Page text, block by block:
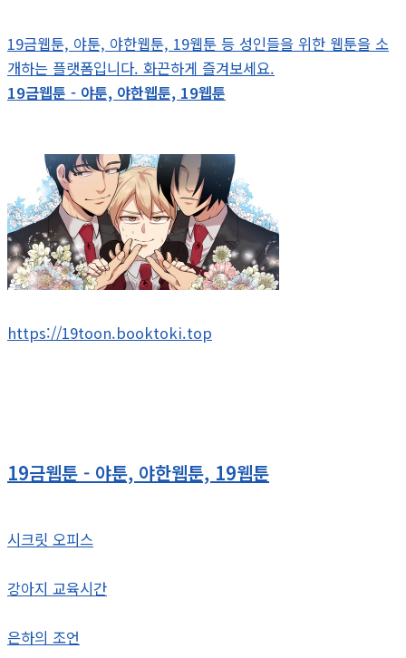
19금웹툰, 야툰, 야한웹툰, 19웹툰 등 성인들을 위한 웹툰을 소
개하는 플랫폼입니다. 화끈하게 즐겨보세요.
19금웹툰 - 야툰, 야한웹툰, 19웹툰
https://19toon.booktoki.top
19금웹툰 - 야툰, 야한웹툰, 19웹툰
시크릿 오피스
강아지 교육시간
은하의 조언